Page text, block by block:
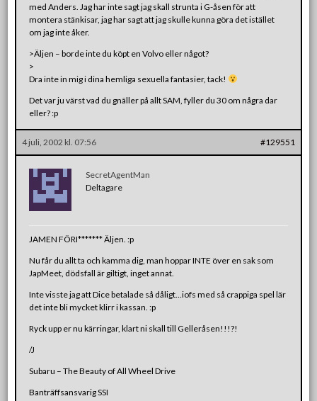
med Anders. Jag har inte sagt jag skall strunta i G-åsen för att
montera stänkisar, jag har sagt att jag skulle kunna göra det istället
om jag inte åker.
>Äljen – borde inte du köpt en Volvo eller något?
>
Dra inte in mig i dina hemliga sexuella fantasier, tack!
Det var ju värst vad du gnäller på allt SAM, fyller du 30 om några dar
eller? :p
4 juli, 2002 kl. 07:56 #129551
SecretAgentMan
Deltagare
JAMEN FÖRI******* Äljen. :p
Nu får du allt ta och kamma dig, man hoppar INTE över en sak som
JapMeet, dödsfall är giltigt, inget annat.
Inte visste jag att Dice betalade så dåligt…iofs med så crappiga spel lär
det inte bli mycket klirr i kassan. :p
Ryck upp er nu kärringar, klart ni skall till Gelleråsen!!!?!
/J
Subaru – The Beauty of All Wheel Drive
Banträffsansvarig SSI